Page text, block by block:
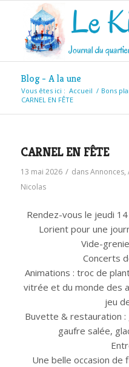
Blog - A la une
Vous êtes ici : Accueil / Bons
CARNEL EN FÊTE
CARNEL EN FÊTE
13 mai 2026 / dansAnnonces,
Nicolas
Rendez-vous le jeudi
Lorient pour une
Vide-
Concerts
Animations : troc de
vitrée et du monde des
jeu
Buvette & restauration
gaufre salée,
Une belle occasion de